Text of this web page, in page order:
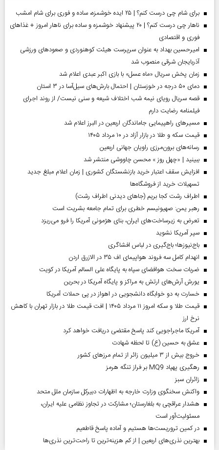
برای شام چی درست کنم؟ | ۲۵ ایده خوشمزه، ساده و فوری برای شام امشب
ناهار چی درست کنم؟ | ۲۰ پیشنهاد خوشمزه و ساده برای ناهار امروز + غذاهای
فوری و اقتصادی
امیرحسین بهداد به عنوان سرپرست هیئت کوهنوردی و صعودهای ورزشی
آذربایجان شرقی منصوب شد
زمان پخش سریال «ماه عسل» با بازی اکبر عبدی اعلام شد
دمای ۵۰ درجه در خوزستان | احتمال بارش‌های سیل‌آسا در ۳ استان
قصه سریال رویای نیمه شب اختلاف شیعه و سنی نیست/ از روند اجرای
فیلمنامه رضایت دارم
مسیر‌های راهپیمایی جاماندگان اربعین در البرز اعلام شد
قیمت سکه و طلا در بازار آزاد در ۱۰ مرداد ۱۴۰۵
رسانه‌های برون‌مرزی راویان جهانی اربعین
ببینید | «چهل روز » محسن چاووشی منتشر شد
افزایش سقف اعتبار خرید بازنشستگان کشوری | زمان اعلام مبلغ جدید
تسهیلات خرید از فروشگاه‌ها
اطراف رشت کجا بریم (جاهای دیدنی اطراف رشت)
رهبر یمن: صهیونیسم خطری برای تمام جامعه بشریت است
تعرض به زیرساخت‌های ایران، بنای هژمونی آمریکا را فرو می‌ریزد
سپر آمریکا نشوید
باج‌نیوزها؛ باج‌گیری در لباس افشاگری
انهدام کامل سه فروند هواپیمای اف ۳۵ در الازرق اردن
ضربات سخت هوافضای سپاه به پایگاه علی السالم آمریکا در کویت
یورش آرش‌های ارتش به مراکز و پایگاه‌ آمریکا در بحرین
خسارت به دو خوابگاه دانشجویی در اهواز در پی حملات آمریکا
قیمت طلا و سکه امروز ۱۱ مرداد ۱۴۰۵ | افت قیمت طلا در بازار تهران با کاهش
نرخ ارز
آمریکا ماجراجویی کند پاسخ مقتضی دریافت خواهد کرد
عشق به حسین (ع) تا لحظه شهادت
خروج بیش از ۳ میلیون زائر از تمام مرز‌های کشور
رهگیری پهپاد MQ9 بر فراز تنگه هرمز
‌زائران سبز
واکنش سخنگوی وزارت خارجه به اظهارات دبیرکل سازمان ملل متحد
هشدار عراقچی به بلغارستان؛ مشارکت در تجاوز نظامی علیه ایران،
مسئولیت‌آور است
در کمین تروریست‌ها هستیم و آماده پاسخ قاطعیم
بهترین نذری‌های اربعین | از کم هزینه‌ترین تا راحت‌ترین نذری‌ها